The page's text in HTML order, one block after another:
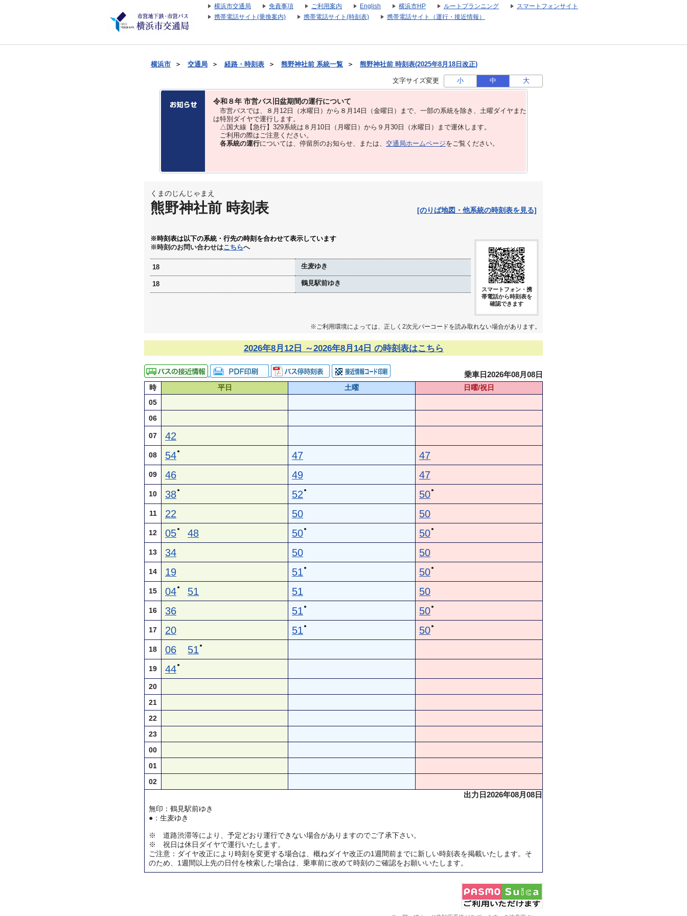
横浜市交通局 免責事項 ご利用案内 English 横浜市HP ルートプランニング
スマートフォンサイト
携帯電話サイト(乗換案内)
携帯電話サイト(時刻表) 携帯電話サイト（運行・接近情報）
横浜市 ＞ 交通局 ＞ 経路・時刻表 ＞ 熊野神社前 系統一覧 ＞ 熊野神社前 時刻表(2025年8月18日改正)
文字サイズ変更 小 中 大
令和８年 市営バス旧盆期間の運行について
市営バスでは、８⽉12⽇（水曜日）から８⽉14⽇（金曜日）まで、⼀部の系統を除き、⼟曜ダイヤまた
は特別ダイヤで運⾏します。
△国大線【急行】329系統は８月10日（月曜日）から９月30日（水曜日）まで運休します。
ご利用の際はご注意ください。
各系統の運行については、停留所のお知らせ、または、 交通局ホームページをご覧ください。
くまのじんじゃまえ
熊野神社前 時刻表 [のりば地図・他系統の時刻表を見る]
※時刻表は以下の系統・行先の時刻を合わせて表示しています
※時刻のお問い合わせはこちらへ
18 生麦ゆき
18 鶴見駅前ゆき
スマートフォン・携
帯電話から時刻表を
確認できます
※ご利用環境によっては、正しく2次元バーコードを読み取れない場合があります。
2026年8月12日 ～2026年8月14日 の時刻表はこちら
乗車日2026年08月08日
時 平日 土曜
日曜/祝日
05
06
07 42
08 54● 47 47
09 46 49 47
10 38● 52 ● 50●
11 22 50 50
12 05● 48 50● 50●
13 34 50 50
14 19 51 ● 50●
15 04● 51 51 50
16 36 51 ● 50●
17 20 51 ● 50●
18 06 51 ●
19 44●
20
21
22
23
00
01
02
出力日2026年08月08日
無印：鶴見駅前ゆき
●：生麦ゆき
※ 道路渋滞等により、予定どおり運行できない場合がありますのでご了承下さい。
※ 祝日は休日ダイヤで運行いたします。
ご注意：ダイヤ改正により時刻を変更する場合は、概ねダイヤ改正の1週間前までに新しい時刻表を掲載いたします。そ
のため、1週間以上先の日付を検索した場合は、乗車前に改めて時刻のご確認をお願いいたします。